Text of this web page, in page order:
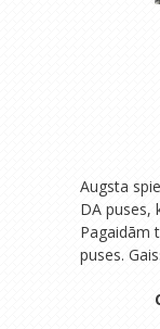
Augsta
DA puses,
Pagaidām
puses.